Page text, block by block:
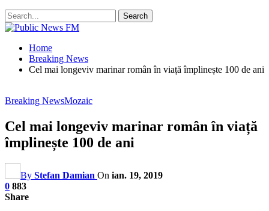
Home
Breaking News
Cel mai longeviv marinar român în viață împlinește 100 de ani
Breaking NewsMozaic
Cel mai longeviv marinar român în viață
împlinește 100 de ani
By Stefan Damian On ian. 19, 2019
0 883
Share